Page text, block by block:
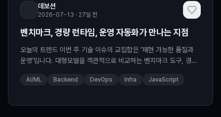
데보션
2026-07-13 · 27일 전
벤치마크, 경량 런타임, 운영 자동화가 만나는 지점
오늘의 트렌드 이번 주 기술 이슈의 교집합은 ‘재현 가능한 품질과
운영’입니다. 대형모델을 객관적으로 비교하는 벤치마크 도구, 경량·
는 사례...
AI/ML Backend DevOps Infra JavaScript